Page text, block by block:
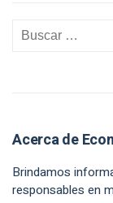
Acerca de
Brindamos
responsables en